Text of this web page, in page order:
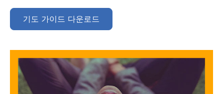
기도 가이드 다운로드